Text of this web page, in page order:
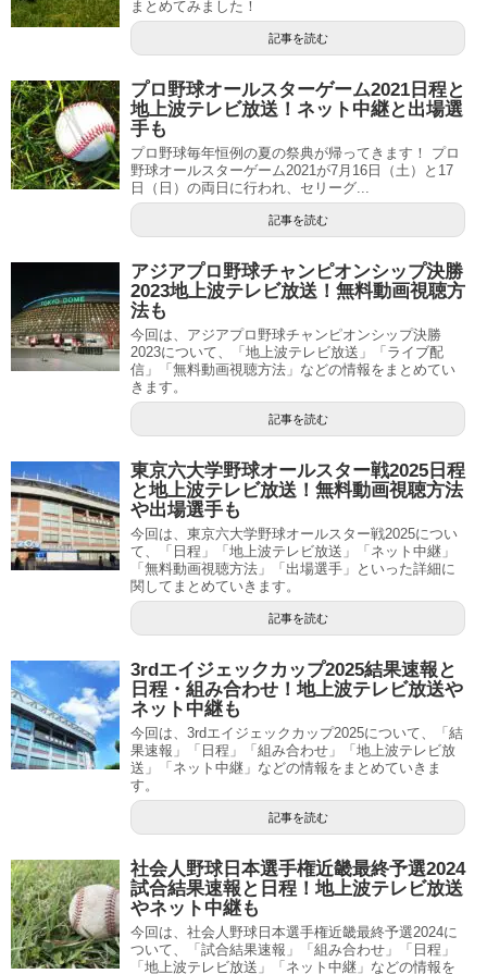
まとめてみました！
記事を読む
プロ野球オールスターゲーム2021日程と
地上波テレビ放送！ネット中継と出場選
手も
プロ野球毎年恒例の夏の祭典が帰ってきます！ プロ
野球オールスターゲーム2021が7月16日（土）と17
日（日）の両日に行われ、セリーグ...
記事を読む
アジアプロ野球チャンピオンシップ決勝
2023地上波テレビ放送！無料動画視聴方
法も
今回は、アジアプロ野球チャンピオンシップ決勝
2023について、「地上波テレビ放送」「ライブ配
信」「無料動画視聴方法」などの情報をまとめてい
きます。
記事を読む
東京六大学野球オールスター戦2025日程
と地上波テレビ放送！無料動画視聴方法
や出場選手も
今回は、東京六大学野球オールスター戦2025につい
て、「日程」「地上波テレビ放送」「ネット中継」
「無料動画視聴方法」「出場選手」といった詳細に
関してまとめていきます。
記事を読む
3rdエイジェックカップ2025結果速報と
日程・組み合わせ！地上波テレビ放送や
ネット中継も
今回は、3rdエイジェックカップ2025について、「結
果速報」「日程」「組み合わせ」「地上波テレビ放
送」「ネット中継」などの情報をまとめていきま
す。
記事を読む
社会人野球日本選手権近畿最終予選2024
試合結果速報と日程！地上波テレビ放送
やネット中継も
今回は、社会人野球日本選手権近畿最終予選2024に
ついて、「試合結果速報」「組み合わせ」「日程」
「地上波テレビ放送」「ネット中継」などの情報を